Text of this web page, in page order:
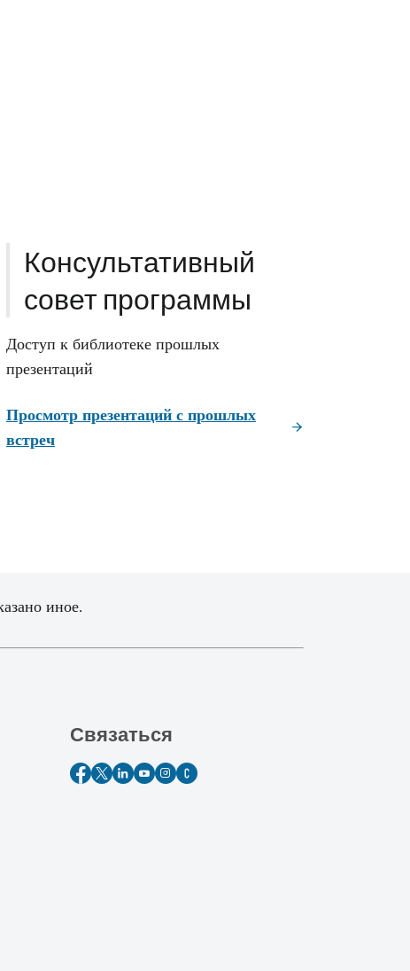
Консультативный
совет программы
Доступ к библиотеке прошлых
презентаций
Просмотр презентаций с прошлых
встреч
иное.
Связаться